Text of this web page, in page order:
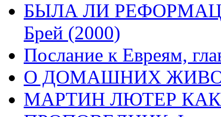
БЫЛА ЛИ
Брей (2000)
Послание к Евреям,
О ДОМАШНИХ
МАРТИН ЛЮТЕР